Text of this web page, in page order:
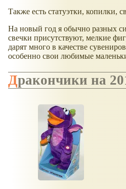
Также есть статуэтки, копилки,
На новый год я обычно разных
свечки присутствуют, мелкие
дарят много в качестве
особенно свои любимые
Дракончики на